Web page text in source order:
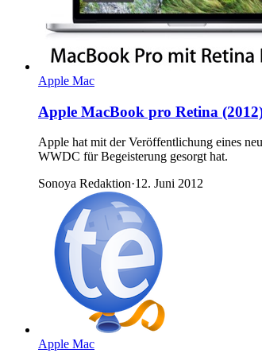
Apple Mac
Apple MacBook pro Retina
Apple hat mit der Veröffentlichung eines
WWDC für Begeisterung gesorgt hat.
Sonoya Redaktion·12. Juni 2012
Apple Mac